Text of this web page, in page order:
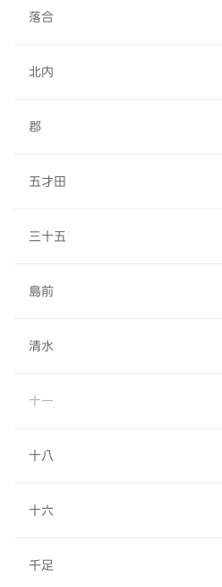
落合
北内
郡
五才田
三十五
島前
清水
十一
十八
十六
千足